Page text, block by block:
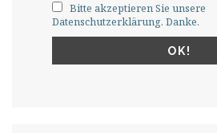
Bitte akzeptieren Sie unsere
Datenschutzerklärung. Danke.